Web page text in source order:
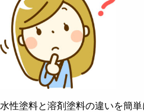
水性塗料と溶剤塗料の違いを簡